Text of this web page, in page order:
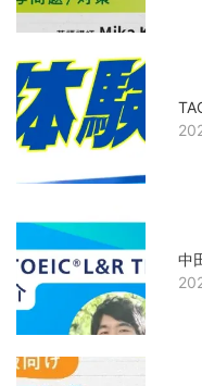
中